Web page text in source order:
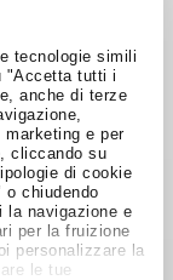
tecnologie simili
"Accetta tutti i
anche di terze
e per
cliccando su
di cookie
chiudendo
la navigazione e
per la fruizione
personalizzare la
le tue
270
320
1770
534